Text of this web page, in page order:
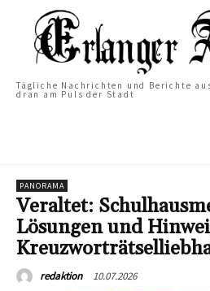
Tägliche Nachrichten und Berichte
dran am Puls der Stadt
PANORAMA
Veraltet:
Lösungen und
redaktion 10.07.2026